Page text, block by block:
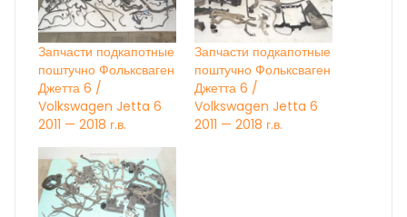
Запчасти подкапотные
поштучно Фольксваген
Джетта 6 /
Volkswagen Jetta 6
2011 — 2018 г.в.
Запчасти подкапотные
поштучно Фольксваген
Джетта 6 /
Volkswagen Jetta 6
2011 — 2018 г.в.